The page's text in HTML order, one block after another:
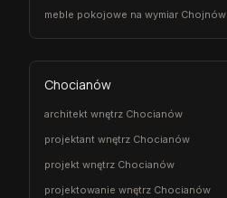
meble pokojowe na wymiar Chojnów
Chocianów
architekt wnętrz Chocianów
projektant wnętrz Chocianów
projekt wnętrz Chocianów
projektowanie wnętrz Chocianów